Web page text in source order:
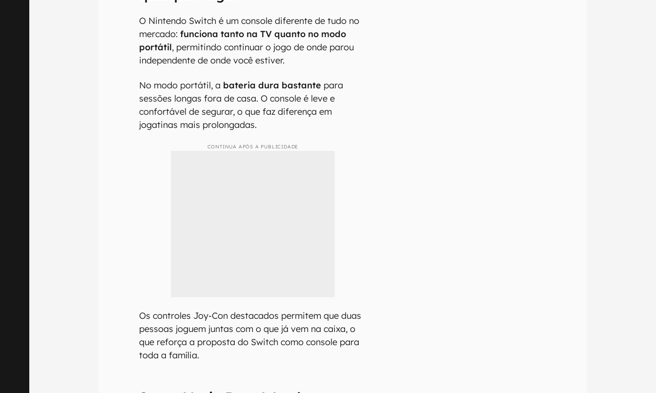
O Nintendo Switch é um console diferente de tudo no
mercado:funciona tanto na TV quanto no modo
portátil, permitindo continuar o jogo de onde parou
independente de onde você estiver.
No modo portátil, a bateria dura bastante para
sessões longas fora de casa. O console é leve e
confortável de segurar, o que faz diferença em
jogatinas mais prolongadas.
CONTINUA APÓS A PUBLICIDADE
Os controles Joy-Con destacados permitem que duas
pessoas joguem juntas com o que já vem na caixa, o
que reforça a proposta do Switch como console para
toda a família.